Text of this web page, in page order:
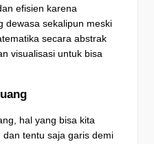
efisien karena
dewasa sekalipun meski
secara abstrak
visualisasi untuk bisa
hal yang bisa kita
tentu saja garis demi